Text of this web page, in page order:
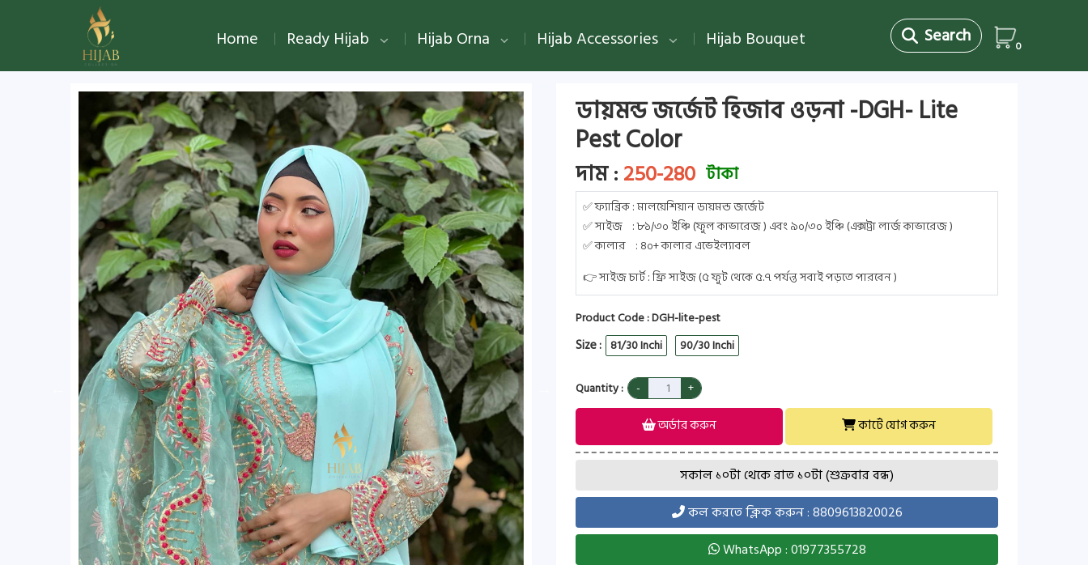
Home Ready Hijab Hijab Orna Hijab Accessories Hijab Bouquet Search 0
ডায়মন্ড জর্জেট হিজাব ওড়না -DGH- Lite
Pest Color
দাম :250-280 টাকা
✅ ফ্যাব্রিক : মালয়েশিয়ান ডায়মন্ড জর্জেট
✅ সাইজ : ৮১/৩০ ইঞ্চি (ফুল কাভারেজ ) এবং ৯০/৩০ ইঞ্চি (এক্সট্রা লার্জ কাভারেজ )
✅ কালার : ৪০+ কালার এভেইল্যাবল
👉 সাইজ চার্ট : ফ্রি সাইজ (৫ ফুট থেকে ৫.৭ পর্যন্ত সবাই পড়তে পারবেন )
Product Code : DGH-lite-pest
Size : 81/30 Inchi 90/30 Inchi
Quantity :
অর্ডার করুন কার্টে যোগ করুন
সকাল ১০টা থেকে রাত ১০টা (শুক্রবার বন্ধ)
কল করতে ক্লিক করুন : 8809613820026
WhatsApp : 01977355728